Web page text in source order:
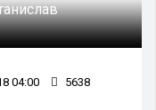
04:00 5638